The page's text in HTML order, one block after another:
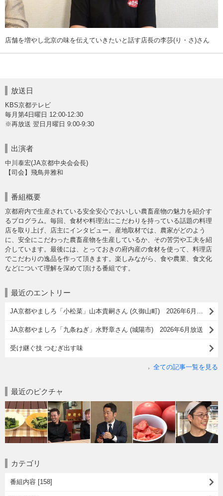
店舗を増やし北京の味を伝えていきたいと話す店長の李莎(り・さ)さん
放送日
KBS京都テレビ
毎月第4日曜日 12:00-12:30
※再放送 翌日月曜日 9:00-9:30
出演者
中川泰宏(JA京都中央会会長)
【司会】飛鳥井雅和
番組概要
京都府内で生産されている安全安心でおいしい農畜産物の魅力を紹介す
るプログラム。毎回、食材や料理法にこだわりを持っている話題の料理
店を取り上げ、店主にインタビュー。産地取材では、農家がどのよう
に、安全にこだわった農畜産物を生産しているか、その苦労や工夫を紹
介しています。最後には、とっておきの府内産の食材を使って、料理店
でこだわりの逸品を作って頂きます。楽しみながら、食や農業、食文化
などについて理解を深めて頂ける番組です。
最近のエントリー
JA京都やましろ「九条ねぎ」水野章さん (城陽市) 2026年6月放送
受け継ぐ技 つむぎ出す味
全ての記事一覧を見る
最近のピクチャ
カテゴリ
番組内容 [158]